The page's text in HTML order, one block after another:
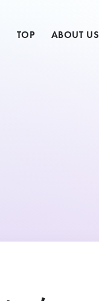
TOP ABOUT US